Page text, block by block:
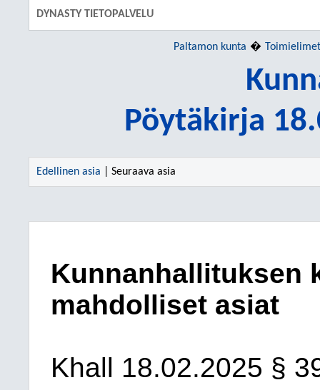
DYNASTY TIETOPALVELU
Paltamon kunta Toimielimet
Pöytäkirja
Edellinen asia | Seuraava asia
Kunnanhallituksen
mahdolliset asiat
Khall 18.02.2025 §